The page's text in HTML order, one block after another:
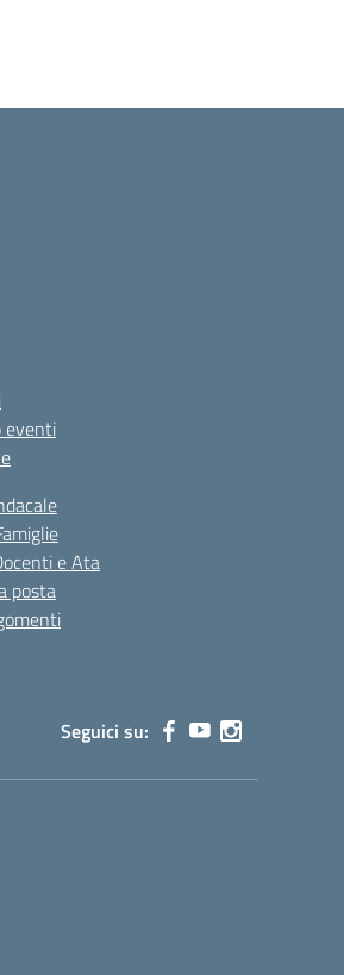
eventi
e Ata
posta
Seguici su: